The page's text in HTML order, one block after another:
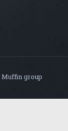
Muffin group